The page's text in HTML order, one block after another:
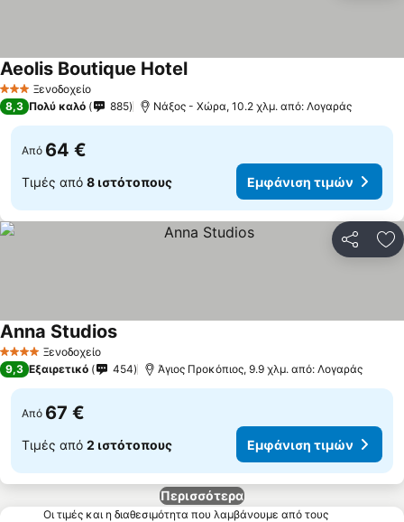
3 ΑστέριαΞενοδοχείο
Aeolis Boutique Hotel
8,3 Πολύ καλό 885 Νάξος - Χώρα, 10.2 χλμ. από: Λογαράς
Από 64 €
Τιμές από 8 ιστότοπους Εμφάνιση τιμών
4 ΑστέριαΞενοδοχείο
Anna Studios
9,3 Εξαιρετικό 454 Άγιος Προκόπιος, 9.9 χλμ. από: Λογαράς
Από 67 €
Τιμές από 2 ιστότοπους Εμφάνιση τιμών
Περισσότερα
Οι τιμές και η διαθεσιμότητα που λαμβάνουμε από τους